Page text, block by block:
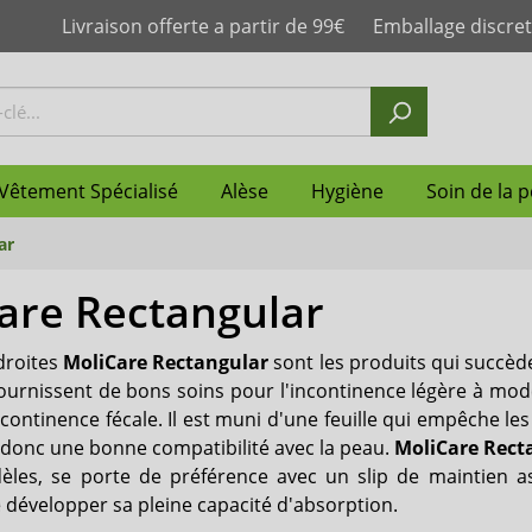
Livraison offerte a partir de 99€ Emballage discret
Spécialisé Alèse Hygiène Soin de la
Change ceinture
adulte Culotte absorbante
Slip de maintien
femme
Couches droites pour
post-partum
homme Slip incontinence homme
enfant Couche-culotte
plastique Maillot de bain
Protège matelas
Neutralisateur d'odeurs
Boissons nutritives
& hyperprotéinées
la peau Protection de la peau
jetables Shampoing
Abena
Janibell
suprima
Ultrana
Rectangular
MoliCare Rectangularsont les produits qui
de bons soins pour l'incontinence légère à
fécale. Il est muni d'une feuille qui empêche
une bonne compatibilité avec la peau. MoliCare
se porte de préférence avec un slip de maintien
sa pleine capacité d'absorption.